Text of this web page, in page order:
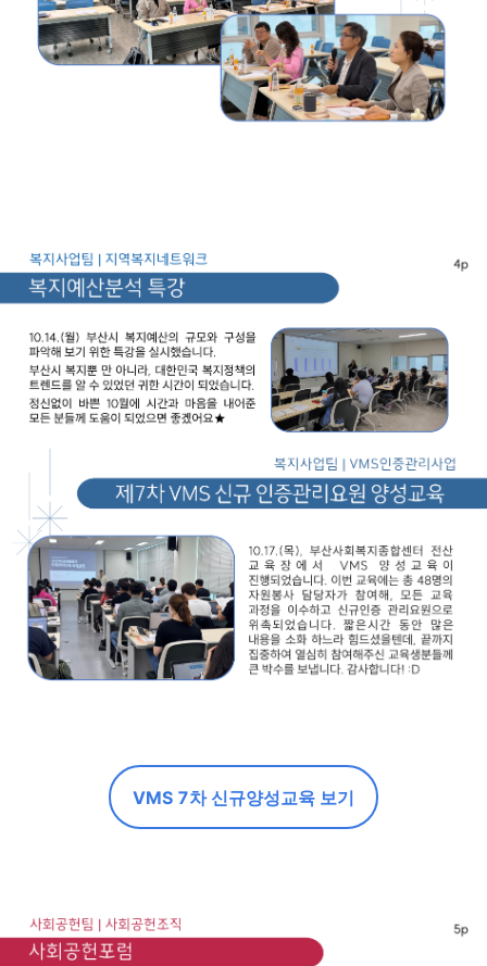
VMS 7차 신규양성교육 보기